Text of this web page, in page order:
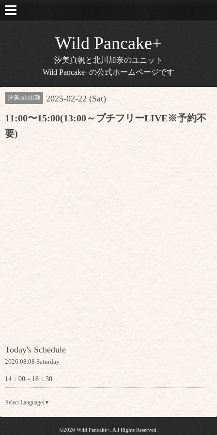
Wild Pancake+
汐美真帆と北川加奈のユニット
Wild Pancake+の公式ホームページです
汐美cafe出勤 2025-02-22 (Sat)
11:00〜15:00(13:00～プチフリーLIVE※予約不
要)
Today's Schedule
2026.08.08 Saturday
14：00～16：30
Select Language ▼
©2026 Wild Pancake+. All Rights Reserved.